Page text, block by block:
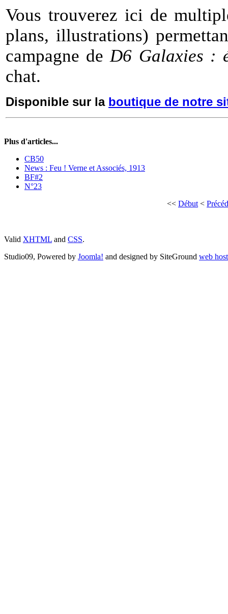
Vous trouverez ici de
plans, illustrations)
campagne deD6 Galaxies :
chat.
Disponible sur la boutique de notre
Plus d'articles...
CB50
News : Feu ! Verne et Associés, 1913
BF#2
N°23
<< Début <
Valid XHTML and CSS.
Studio09, Powered by Joomla! and designed by SiteGround web